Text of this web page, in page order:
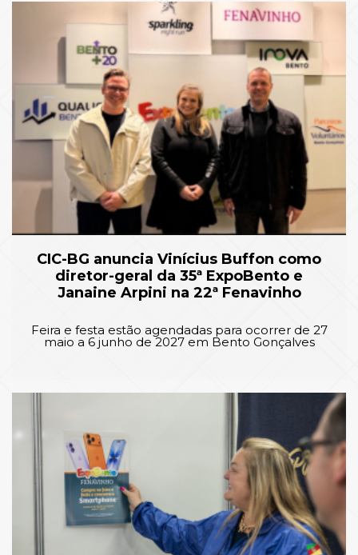
CIC-BG anuncia Vinícius Buffon como
diretor-geral da 35ª ExpoBento e
Janaine Arpini na 22ª Fenavinho
Feira e festa estão agendadas para ocorrer de 27
maio a 6 junho de 2027 em Bento Gonçalves